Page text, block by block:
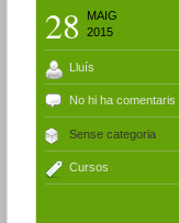
28
MAIG
2015
Lluís
No hi ha comentaris
Sense categoria
Cursos